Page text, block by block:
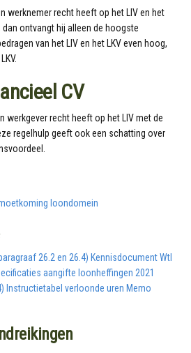
werknemer recht heeft op het LIV en het
dan ontvangt hij alleen de hoogste
van het LIV en het LKV even hoog,
CV
werkgever recht heeft op het LIV met de
regelhulp geeft ook een schatting over
loondomein
26.2 en 26.4) Kennisdocument Wtl
aangifte loonheffingen 2021
Instructietabel verloonde uren Memo